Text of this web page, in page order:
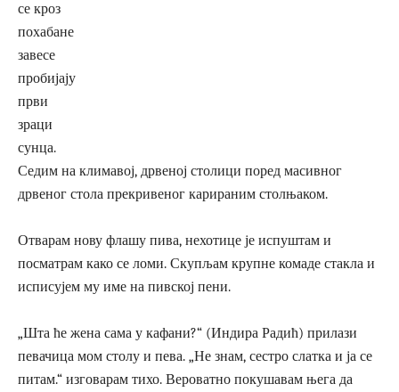
се кроз
похабане
завесе
пробијају
први
зраци
сунца.
Седим на климавој, дрвеној столици поред масивног
дрвеног стола прекривеног карираним столњаком.
Отварам нову флашу пива, нехотице је испуштам и
посматрам како се ломи. Скупљам крупне комаде стакла и
исписујем му име на пивској пени.
„Шта ће жена сама у кафани?“ (Индира Радић) прилази
певачица мом столу и пева. „Не знам, сестро слатка и ја се
питам.“ изговарам тихо. Вероватно покушавам њега да